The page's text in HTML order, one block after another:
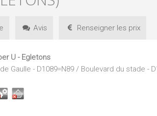
Avis Renseigner les prix
U - Egletons
Gaulle - D1089=N89 / Boulevard du stade -